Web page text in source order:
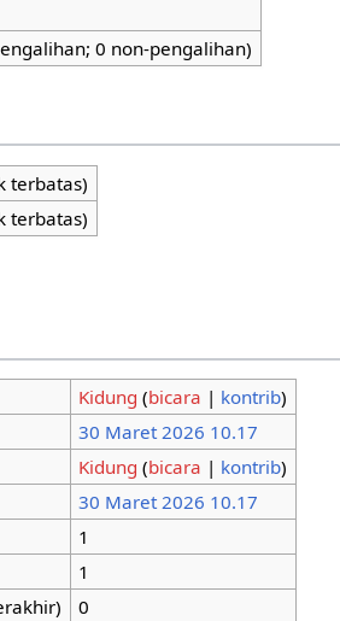
0 non-pengalihan)
terbatas)
terbatas)
Kidung (bicara | kontrib)
30 Maret 2026 10.17
Kidung (bicara | kontrib)
30 Maret 2026 10.17
1
1
0